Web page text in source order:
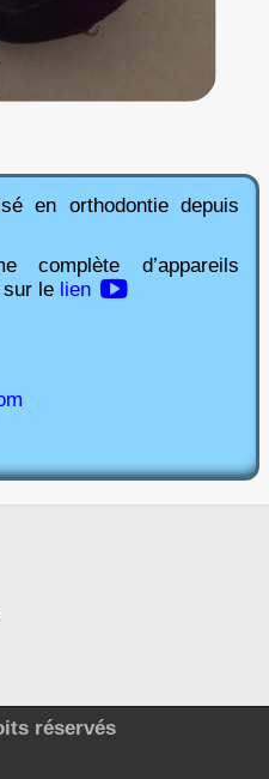
en orthodontie depuis
complète d’appareils
sur le lien
réservés